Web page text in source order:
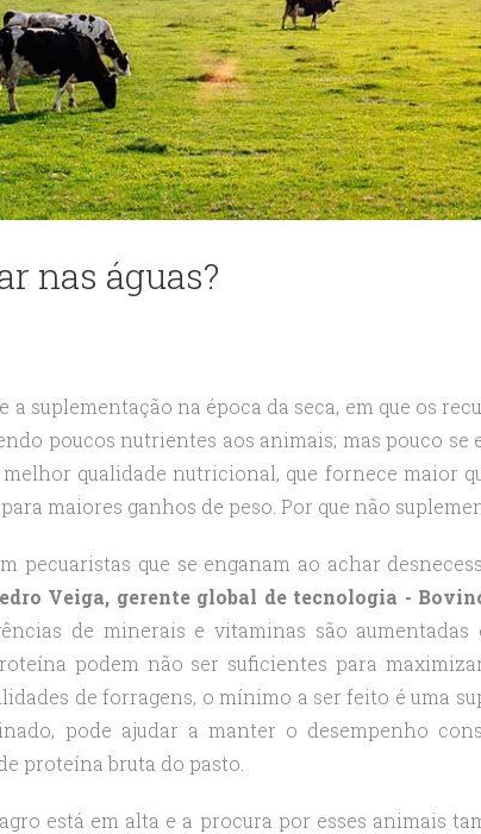
nas águas?
a suplementação na época da seca, em que os
poucos nutrientes aos animais; mas pouco se
melhor qualidade nutricional, que fornece maior
maiores ganhos de peso. Por que não
pecuaristas que se enganam ao achar
Veiga, gerente global de tecnologia -
de minerais e vitaminas são
podem não ser suficientes para
de forragens, o mínimo a ser feito é uma
pode ajudar a manter o desempenho
proteína bruta do pasto.
está em alta e a procura por esses animais